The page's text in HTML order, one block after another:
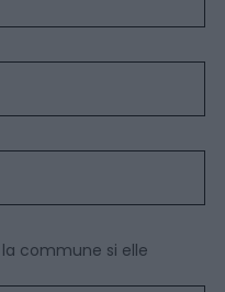
commune si elle